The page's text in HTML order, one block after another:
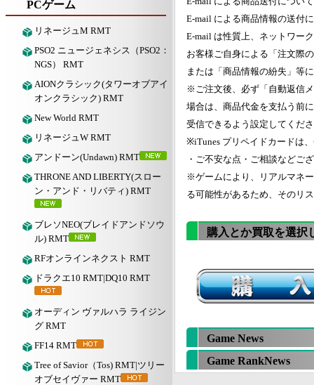
PCゲーム
リネージュM RMT
PSO2 ニュージェネシス（PSO2：
NGS） RMT
AIONクラシック(タワーオブアイ
オンクラシック) RMT
New World RMT
リネージュW RMT
アンドーン(Undawn) RMT
THRONE AND LIBERTY(スロー
ン・アンド・リバティ) RMT
ブレソNEO(ブレイドアンドソウ
ル) RMT
RFオンラインネクスト RMT
ドラクエ10 RMT|DQ10 RMT
オーディン ヴァルハラ ライジン
グ RMT
FF14 RMT
Tree of Savior（Tos) RMT|ツリー
オブセイヴァー RMT
E-mail による商品情報の送付
E-mail は性質上、ネットワー
お客様ご自身による「注文際
または「商品情報の紛失」等
※ご注文後、必ず「自動返信
場合は、商品代金を支払う前
受信できるよう設定してくだ
※iTunes プリペイドカードは
・ご不安な点・ご相談などご
※ゲームにより、リアルマネ
る可能性があるため、そのリ
購入とか買取を選択
Game News
Game RankNews